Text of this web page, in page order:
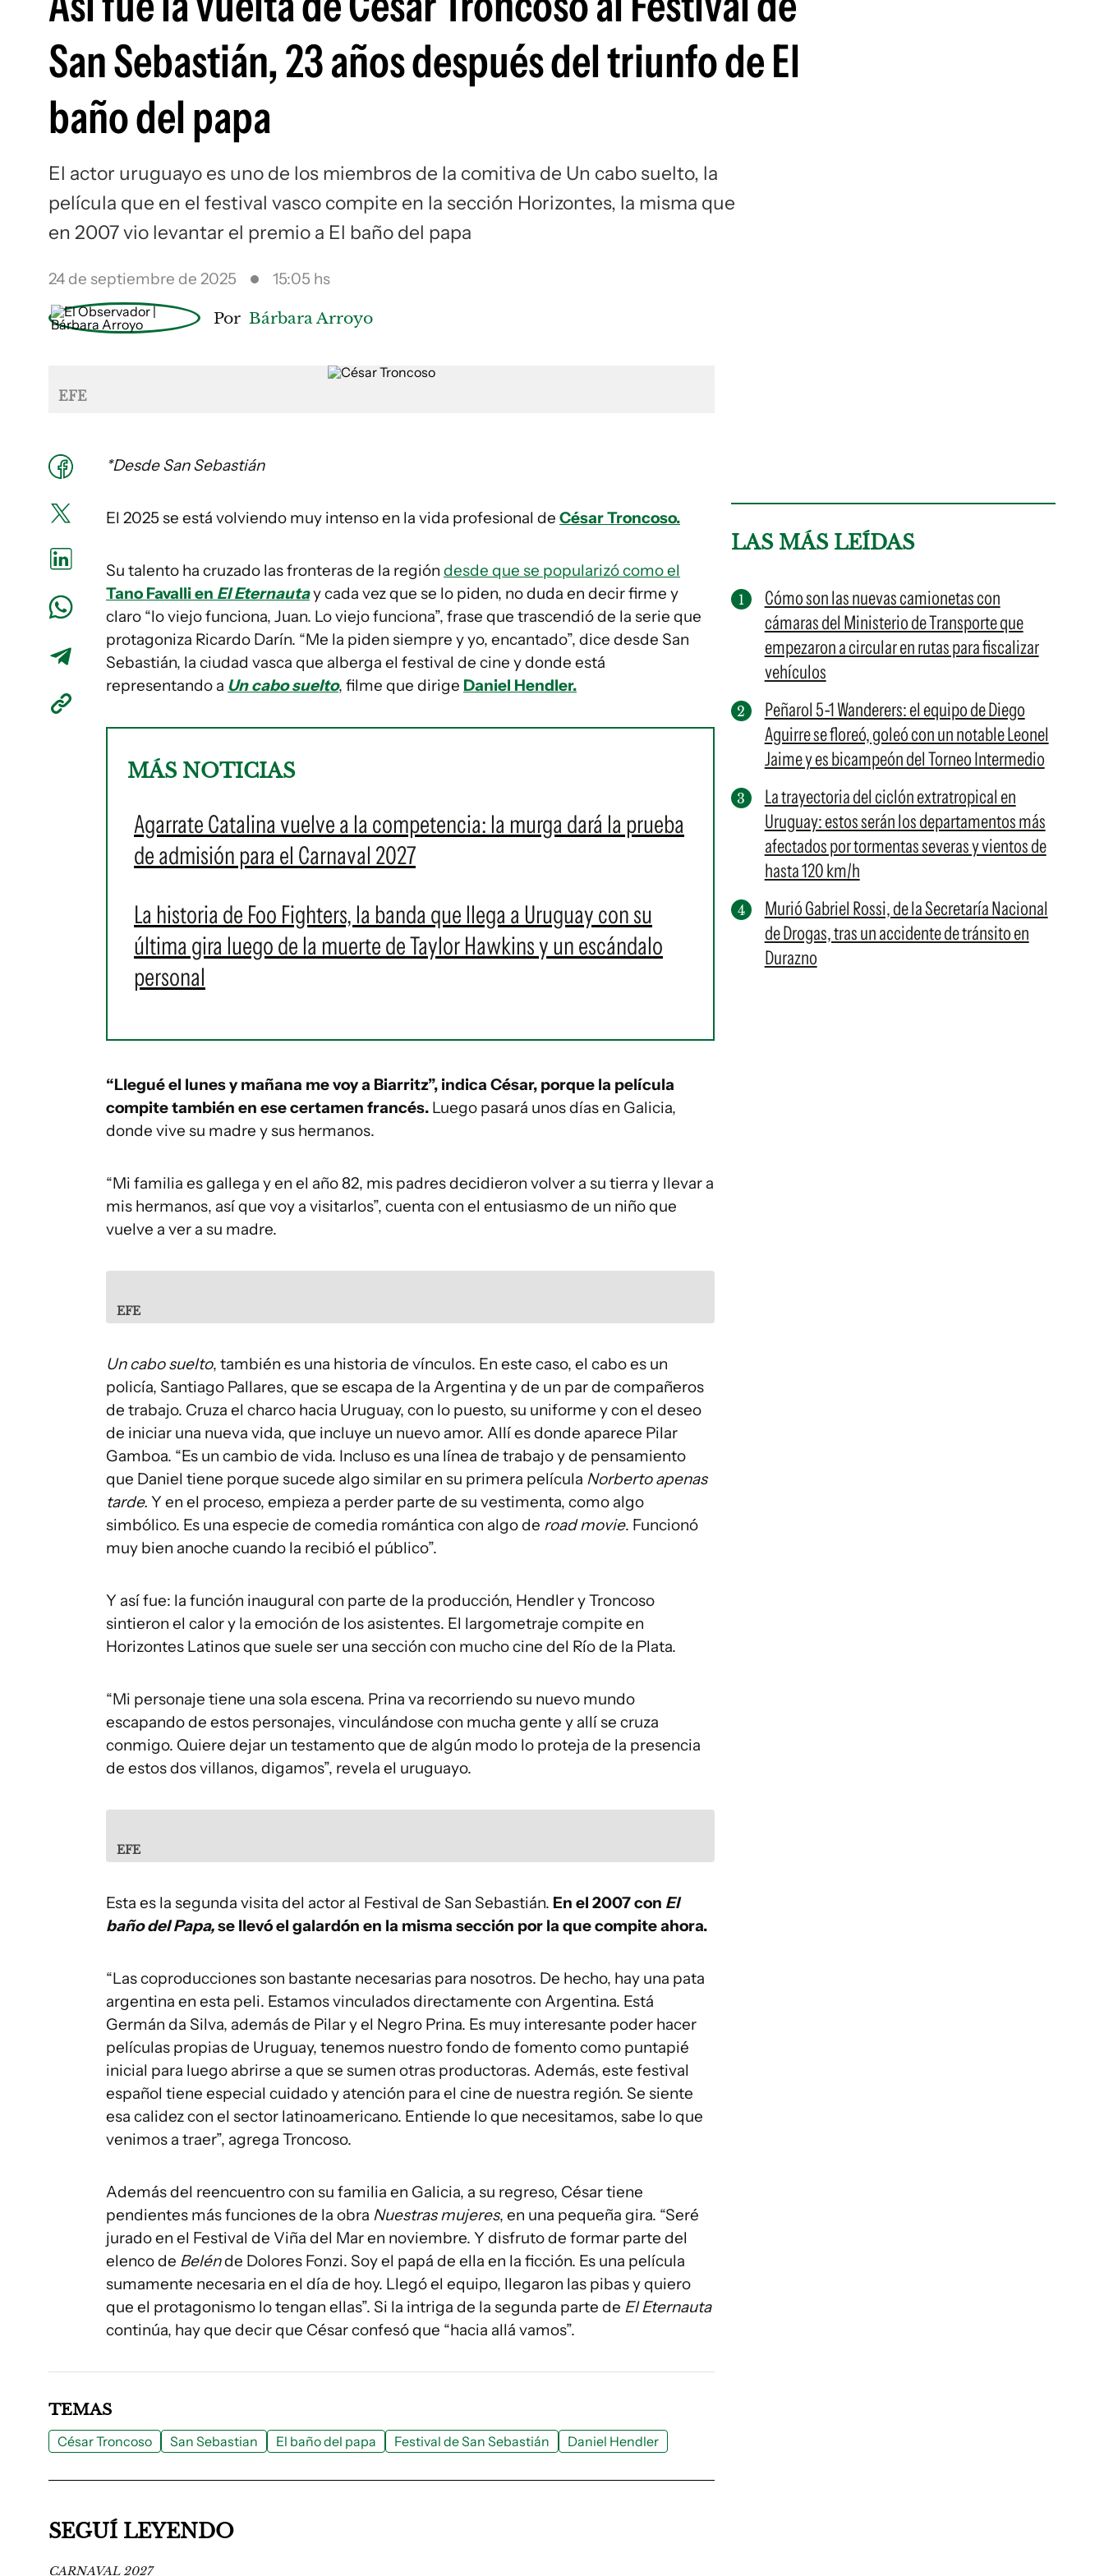
San Sebastián, 23 años después del triunfo de El
baño del papa
El actor uruguayo es uno de los miembros de la comitiva de Un cabo suelto, la
película que en el festival vasco compite en la sección Horizontes, la misma que
en 2007 vio levantar el premio a El baño del papa
24 de septiembre de 2025 15:05 hs
Por Bárbara Arroyo
EFE
*Desde San Sebastián
El 2025 se está volviendo muy intenso en la vida profesional de César Troncoso.
Su talento ha cruzado las fronteras de la región desde que se popularizó como el
Tano Favalli en El Eternautay cada vez que se lo piden, no duda en decir firme y
claro “lo viejo funciona, Juan. Lo viejo funciona”, frase que trascendió de la serie que
protagoniza Ricardo Darín. “Me la piden siempre y yo, encantado”, dice desde San
Sebastián, la ciudad vasca que alberga el festival de cine y donde está
representando a Un cabo suelto, filme que dirige Daniel Hendler.
MÁS NOTICIAS
Agarrate Catalina vuelve a la competencia: la murga dará la prueba
de admisión para el Carnaval 2027
La historia de Foo Fighters, la banda que llega a Uruguay con su
última gira luego de la muerte de Taylor Hawkins y un escándalo
personal
“Llegué el lunes y mañana me voy a Biarritz”, indica César, porque la película
compite también en ese certamen francés. Luego pasará unos días en Galicia,
donde vive su madre y sus hermanos.
“Mi familia es gallega y en el año 82, mis padres decidieron volver a su tierra y llevar a
mis hermanos, así que voy a visitarlos”, cuenta con el entusiasmo de un niño que
vuelve a ver a su madre.
EFE
Un cabo suelto, también es una historia de vínculos. En este caso, el cabo es un
policía, Santiago Pallares, que se escapa de la Argentina y de un par de compañeros
de trabajo. Cruza el charco hacia Uruguay, con lo puesto, su uniforme y con el deseo
de iniciar una nueva vida, que incluye un nuevo amor. Allí es donde aparece Pilar
Gamboa. “Es un cambio de vida. Incluso es una línea de trabajo y de pensamiento
que Daniel tiene porque sucede algo similar en su primera película Norberto apenas
tarde. Y en el proceso, empieza a perder parte de su vestimenta, como algo
simbólico. Es una especie de comedia romántica con algo de road movie. Funcionó
muy bien anoche cuando la recibió el público”.
Y así fue: la función inaugural con parte de la producción, Hendler y Troncoso
sintieron el calor y la emoción de los asistentes. El largometraje compite en
Horizontes Latinos que suele ser una sección con mucho cine del Río de la Plata.
“Mi personaje tiene una sola escena. Prina va recorriendo su nuevo mundo
escapando de estos personajes, vinculándose con mucha gente y allí se cruza
conmigo. Quiere dejar un testamento que de algún modo lo proteja de la presencia
de estos dos villanos, digamos”, revela el uruguayo.
EFE
Esta es la segunda visita del actor al Festival de San Sebastián. En el 2007 con El
baño del Papa,se llevó el galardón en la misma sección por la que compite ahora.
“Las coproducciones son bastante necesarias para nosotros. De hecho, hay una pata
argentina en esta peli. Estamos vinculados directamente con Argentina. Está
Germán da Silva, además de Pilar y el Negro Prina. Es muy interesante poder hacer
películas propias de Uruguay, tenemos nuestro fondo de fomento como puntapié
inicial para luego abrirse a que se sumen otras productoras. Además, este festival
español tiene especial cuidado y atención para el cine de nuestra región. Se siente
esa calidez con el sector latinoamericano. Entiende lo que necesitamos, sabe lo que
venimos a traer”, agrega Troncoso.
Además del reencuentro con su familia en Galicia, a su regreso, César tiene
pendientes más funciones de la obra Nuestras mujeres, en una pequeña gira. “Seré
jurado en el Festival de Viña del Mar en noviembre. Y disfruto de formar parte del
elenco de Belénde Dolores Fonzi. Soy el papá de ella en la ficción. Es una película
sumamente necesaria en el día de hoy. Llegó el equipo, llegaron las pibas y quiero
que el protagonismo lo tengan ellas”. Si la intriga de la segunda parte de El Eternauta
continúa, hay que decir que César confesó que “hacia allá vamos”.
LAS MÁS LEÍDAS
Cómo son las nuevas camionetas con
cámaras del Ministerio de Transporte que
empezaron a circular en rutas para fiscalizar
vehículos
Peñarol 5-1 Wanderers: el equipo de Diego
Aguirre se floreó, goleó con un notable Leonel
Jaime y es bicampeón del Torneo Intermedio
La trayectoria del ciclón extratropical en
Uruguay: estos serán los departamentos más
afectados por tormentas severas y vientos de
hasta 120 km/h
Murió Gabriel Rossi, de la Secretaría Nacional
de Drogas, tras un accidente de tránsito en
Durazno
TEMAS
César Troncoso San Sebastian El baño del papa Festival de San Sebastián Daniel Hendler
SEGUÍ LEYENDO
CARNAVAL 2027